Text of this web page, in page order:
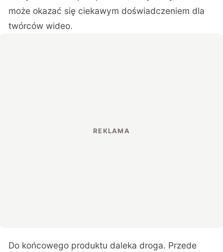
może okazać się ciekawym doświadczeniem dla
twórców wideo.
Do końcowego produktu daleka droga. Przede